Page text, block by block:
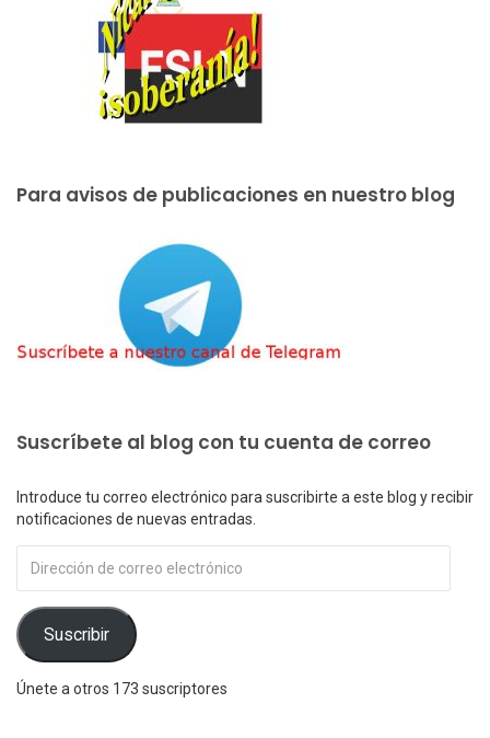
Para avisos de publicaciones en nuestro blog
Suscríbete al blog con tu cuenta de correo
Introduce tu correo electrónico para suscribirte a este blog y recibir
notificaciones de nuevas entradas.
de
electrónico
Suscribir
Únete a otros 173 suscriptores